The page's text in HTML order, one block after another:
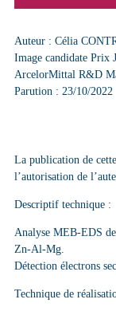
Auteur : Célia
Image candidate Prix
ArcelorMittal R&D
Parution : 23/10/2022
La publication de
l’autorisation de
Descriptif technique :
Analyse MEB-EDS
Zn-Al-Mg.
Détection électrons
Technique de